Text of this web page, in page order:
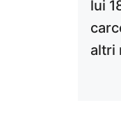
lui
altri